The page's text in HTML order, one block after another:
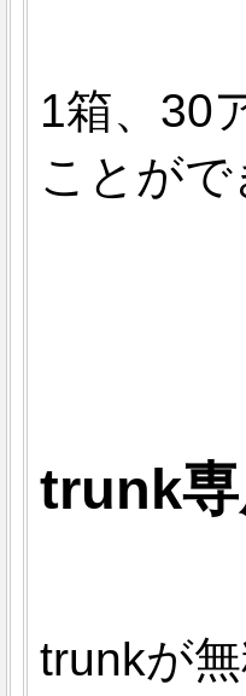
1箱、30
ことが
trunk
trunkが